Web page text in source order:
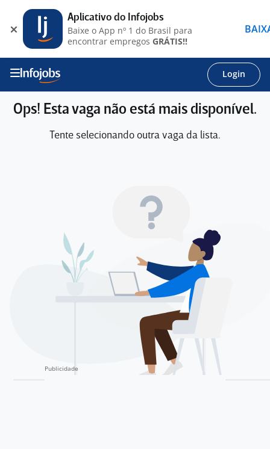
Login
Ops! Esta vaga não está mais disponível.
Tente selecionando outra vaga da lista.
Aplicativo do Infojobs
Baixe o App nº 1 do Brasil para
encontrar empregos GRÁTIS!!